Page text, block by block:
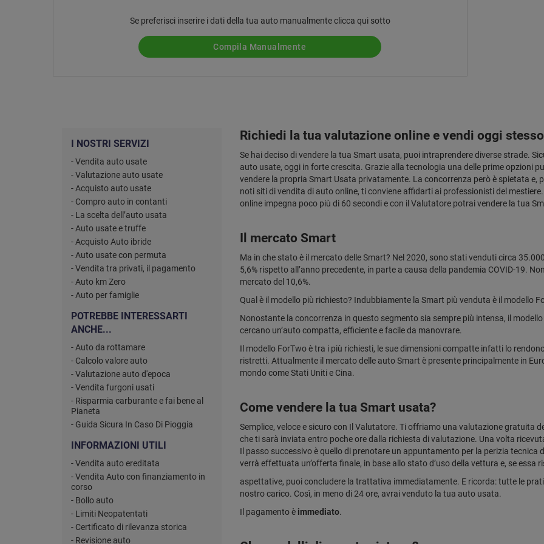
Se preferisci inserire i dati della tua auto manualmente clicca qui sotto
Compila Manualmente
I NOSTRI SERVIZI
- Vendita auto usate
- Valutazione auto usate
- Acquisto auto usate
- Compro auto in contanti
- La scelta dell’auto usata
- Auto usate e truffe
- Acquisto Auto ibride
- Auto usate con permuta
- Vendita tra privati, il pagamento
- Auto km Zero
- Auto per famiglie
POTREBBE INTERESSARTI
ANCHE...
- Auto da rottamare
- Calcolo valore auto
- Valutazione auto d'epoca
- Vendita furgoni usati
- Risparmia carburante e fai bene al
Pianeta
- Guida Sicura In Caso Di Pioggia
INFORMAZIONI UTILI
- Vendita auto ereditata
- Vendita Auto con finanziamento in
corso
- Bollo auto
- Limiti Neopatentati
- Certificato di rilevanza storica
- Revisione auto
Richiedi la tua valutazione online e vendi oggi
Se hai deciso di vendere la tua Smart usata, puoi intraprendere diverse strade.
auto usate, oggi in forte crescita. Grazie alla tecnologia una delle prime opzioni
vendere la propria Smart Usata privatamente. La concorrenza però è spietata e,
noti siti di vendita di auto online, ti conviene affidarti ai professionisti del
online impegna poco più di 60 secondi e con il Valutatore potrai vendere la tua
Il mercato Smart
Ma in che stato è il mercato delle Smart? Nel 2020, sono stati venduti circa
5,6% rispetto all’anno precedente, in parte a causa della pandemia COVID-19.
mercato del 10,6%.
Qual è il modello più richiesto? Indubbiamente la Smart più venduta è il modello
Nonostante la concorrenza in questo segmento sia sempre più intensa, il
cercano un’auto compatta, efficiente e facile da manovrare.
Il modello ForTwo è tra i più richiesti, le sue dimensioni compatte infatti lo
ristretti. Attualmente il mercato delle auto Smart è presente principalmente in
mondo come Stati Uniti e Cina.
Come vendere la tua Smart usata?
Semplice, veloce e sicuro con Il Valutatore. Ti offriamo una valutazione gratuita
che ti sarà inviata entro poche ore dalla richiesta di valutazione. Una volta
Il passo successivo è quello di prenotare un appuntamento per la perizia tecnica
verrà effettuata un’offerta finale, in base allo stato d’uso della vettura e, se essa
aspettative, puoi concludere la trattativa immediatamente. E ricorda: tutte le
nostro carico. Così, in meno di 24 ore, avrai venduto la tua auto usata.
Il pagamento è immediato.